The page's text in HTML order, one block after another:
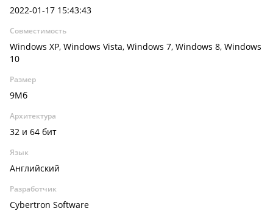
2022-01-17 15:43:43
Совместимость
Windows XP, Windows Vista, Windows 7, Windows 8, Windows
10
Размер
9Мб
Архитектура
32 и 64 бит
Язык
Английский
Разработчик
Cybertron Software